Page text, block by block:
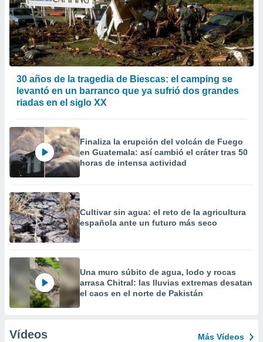
30 años de la tragedia de Biescas: el camping se
levantó en un barranco que ya sufrió dos grandes
riadas en el siglo XX
Finaliza la erupción del volcán de Fuego
en Guatemala: así cambió el cráter tras 50
horas de intensa actividad
Cultivar sin agua: el reto de la agricultura
española ante un futuro más seco
Una muro súbito de agua, lodo y rocas
arrasa Chitral: las lluvias extremas desatan
el caos en el norte de Pakistán
Vídeos Más Vídeos